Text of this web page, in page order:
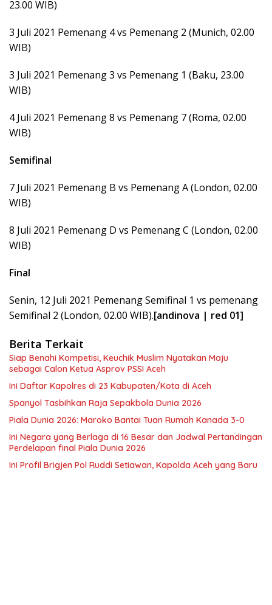
23.00 WIB)
3 Juli 2021 Pemenang 4 vs Pemenang 2 (Munich, 02.00
WIB)
3 Juli 2021 Pemenang 3 vs Pemenang 1 (Baku, 23.00
WIB)
4 Juli 2021 Pemenang 8 vs Pemenang 7 (Roma, 02.00
WIB)
Semifinal
7 Juli 2021 Pemenang B vs Pemenang A (London, 02.00
WIB)
8 Juli 2021 Pemenang D vs Pemenang C (London, 02.00
WIB)
Final
Senin, 12 Juli 2021 Pemenang Semifinal 1 vs pemenang
Semifinal 2 (London, 02.00 WIB).[andinova | red 01]
Berita Terkait
Siap Benahi Kompetisi, Keuchik Muslim Nyatakan Maju
sebagai Calon Ketua Asprov PSSI Aceh
Ini Daftar Kapolres di 23 Kabupaten/Kota di Aceh
Spanyol Tasbihkan Raja Sepakbola Dunia 2026
Piala Dunia 2026: Maroko Bantai Tuan Rumah Kanada 3-0
Ini Negara yang Berlaga di 16 Besar dan Jadwal Pertandingan
Perdelapan final Piala Dunia 2026
Ini Profil Brigjen Pol Ruddi Setiawan, Kapolda Aceh yang Baru